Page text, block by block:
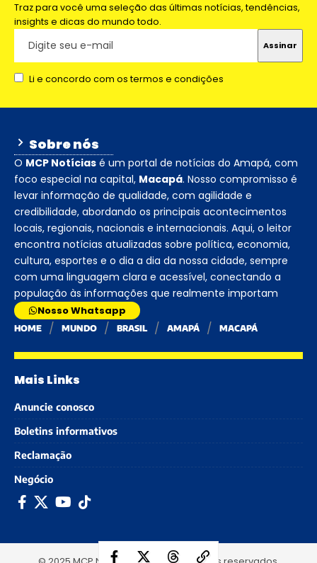
Traz para você uma seleção das últimas notícias, tendências,
insights e dicas do mundo todo.
Li e concordo com os termos e condições
Sobre nós
O MCP Notícias é um portal de notícias do Amapá, com
foco especial na capital, Macapá. Nosso compromisso é
levar informação de qualidade, com agilidade e
credibilidade, abordando os principais acontecimentos
locais, regionais, nacionais e internacionais. Aqui, o leitor
encontra notícias atualizadas sobre política, economia,
cultura, esportes e o dia a dia da nossa cidade, sempre
com uma linguagem clara e acessível, conectando a
população às informações que realmente importam
Nosso Whatsapp
HOME MUNDO BRASIL AMAPÁ MACAPÁ
Mais Links
Anuncie conosco
Boletins informativos
Reclamação
Negócio